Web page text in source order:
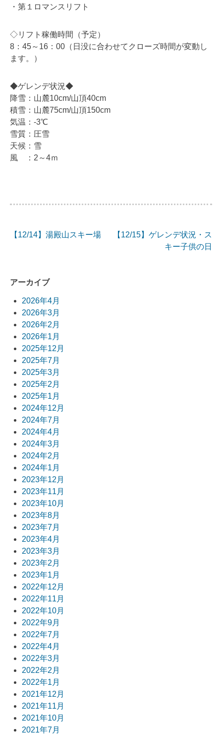
・第１ロマンスリフト
◇リフト稼働時間（予定）
8：45～16：00（日没に合わせてクローズ時間が変動し
ます。）
◆ゲレンデ状況◆
降雪：山麓10cm/山頂40cm
積雪：山麓75cm/山頂150cm
気温：-3℃
雪質：圧雪
天候：雪
風 ：2～4ｍ
ナ
ビ
ゲ
ー
シ
ョ
ン
【12/14】湯殿山スキー場
【12/15】ゲレンデ状況・ス
キー子供の日
アーカイブ
2026年4月
2026年3月
2026年2月
2026年1月
2025年12月
2025年7月
2025年3月
2025年2月
2025年1月
2024年12月
2024年7月
2024年4月
2024年3月
2024年2月
2024年1月
2023年12月
2023年11月
2023年10月
2023年8月
2023年7月
2023年4月
2023年3月
2023年2月
2023年1月
2022年12月
2022年11月
2022年10月
2022年9月
2022年7月
2022年4月
2022年3月
2022年2月
2022年1月
2021年12月
2021年11月
2021年10月
2021年7月